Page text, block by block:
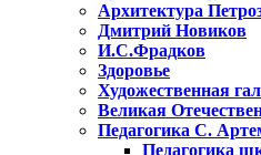
Архитектура
Дмитрий Новиков
И.С.Фрадков
Здоровье
Художественная
Великая
Педагогика С.
Педагогика